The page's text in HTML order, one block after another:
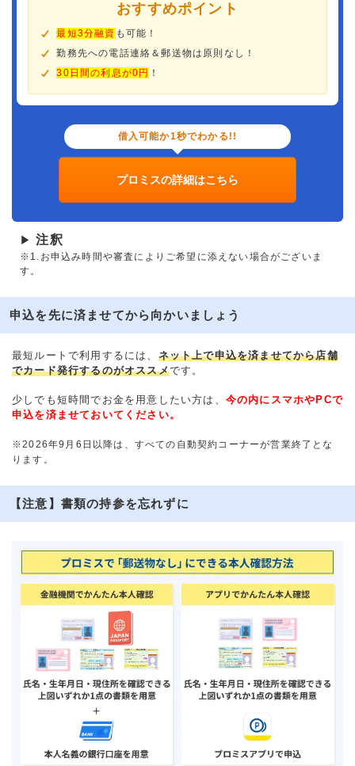
おすすめポイント
最短3分融資 も可能！
勤務先への電話連絡＆郵送物は原則なし！
30日間の利息が0円 ！
借入可能か1秒でわかる!!
プロミスの詳細はこちら
▶ 注釈
※1.お申込み時間や審査によりご希望に添えない場合がございま
す。
申込を先に済ませてから向かいましょう
最短ルートで利用するには、 ネット上で申込を済ませてから店舗
でカード発行するのがオススメです。
少しでも短時間でお金を用意したい方は、 今の内にスマホやPCで
申込を済ませておいてください。
※2026年9月6日以降は、すべての自動契約コーナーが営業終了とな
ります。
【注意】書類の持参を忘れずに